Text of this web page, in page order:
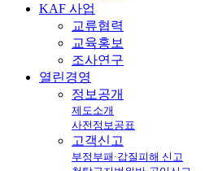
KAF 사업
교류협력
교육홍보
조사연구
열린경영
정보공개
제도소개
사전정보공표
고객신고
부정부패·갑질피해 신고